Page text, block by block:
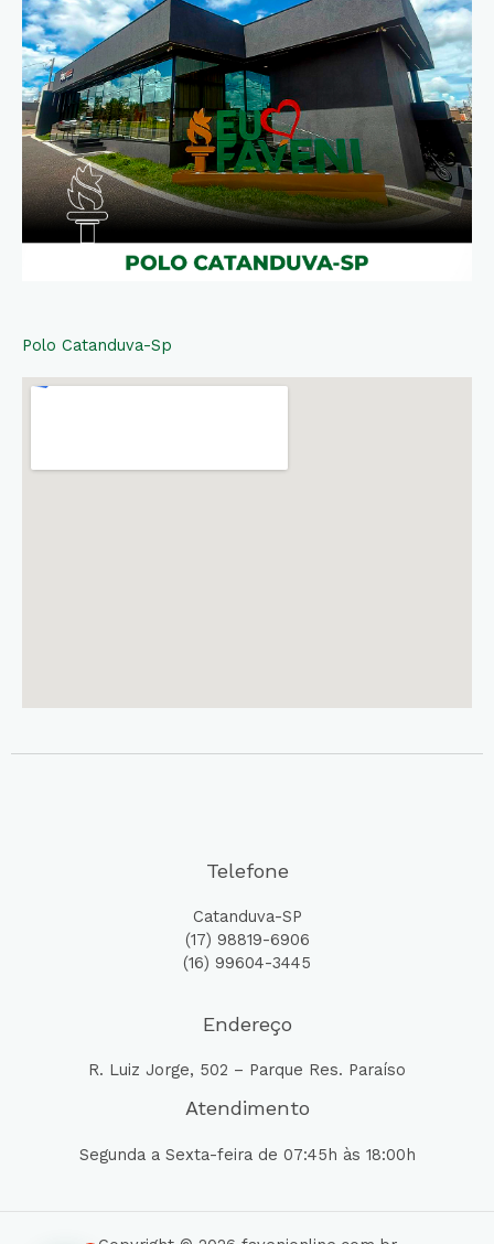
Polo Catanduva-Sp
Telefone
Catanduva-SP
(17) 98819-6906
(16) 99604-3445
Endereço
R. Luiz Jorge, 502 – Parque Res. Paraíso
Atendimento
Segunda a Sexta-feira de 07:45h às 18:00h